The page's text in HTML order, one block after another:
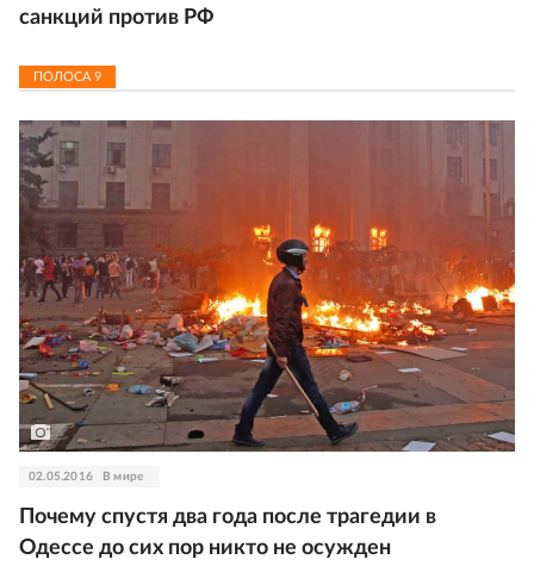
санкций против РФ
ПОЛОСА9
02.05.2016 В мире
Почему спустя два года после трагедии в
Одессе до сих пор никто не осужден